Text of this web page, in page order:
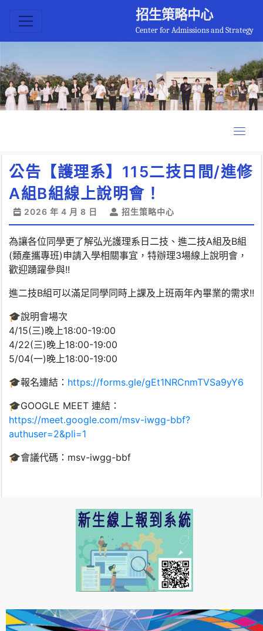
招生策略中心
Center for Admissions and Strategy
公告【護理系】115二技日間/進修
A組B組線上說明會！
2026 年 4 月 8 日 招生策略中心
為讓各位同學更了解弘光護理系日二技、進二技A組及B組
(類產攜專班)申請入學相關事宜，特辦理3場線上說明會，
歡迎踴躍參與!!
進二技B組可以滿足同學同時上課及上班兩年內畢業的需求!!
🎓說明會場次
4/15(三)晚上18:00-19:00
4/22(三)晚上18:00-19:00
5/04(一)晚上18:00-19:00
🎓報名連結： https://forms.gle/gEt1NRCnmTVSa9yY6
🎓GOOGLE MEET 連結：
https://meet.google.com/msv-iwgg-bbf?
authuser=2&pli=1
🎓會議代碼：msv-iwgg-bbf